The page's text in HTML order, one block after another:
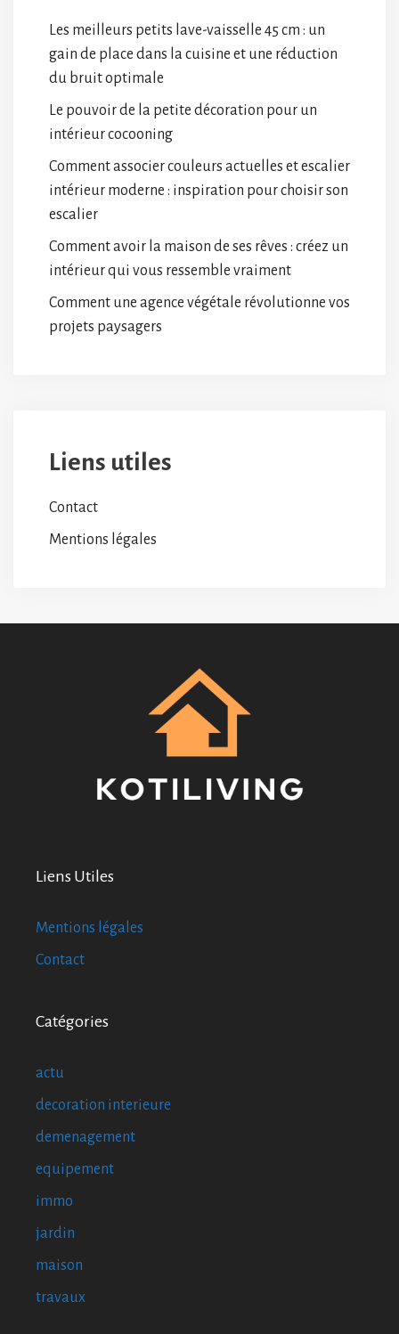
Les meilleurs petits lave-vaisselle 45 cm : un
gain de place dans la cuisine et une réduction
du bruit optimale
Le pouvoir de la petite décoration pour un
intérieur cocooning
Comment associer couleurs actuelles et escalier
intérieur moderne : inspiration pour choisir son
escalier
Comment avoir la maison de ses rêves : créez un
intérieur qui vous ressemble vraiment
Comment une agence végétale révolutionne vos
projets paysagers
Liens utiles
Contact
Mentions légales
Liens Utiles
Mentions légales
Contact
Catégories
actu
decoration interieure
demenagement
equipement
immo
jardin
maison
travaux